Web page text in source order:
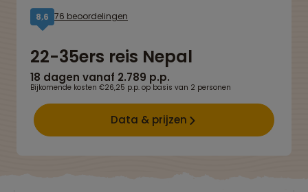
8,6 76 beoordelingen
22-35ers reis Nepal
18 dagen vanaf 2.789 p.p.
Bijkomende kosten €26,25 p.p. op basis van 2 personen
Data & prijzen